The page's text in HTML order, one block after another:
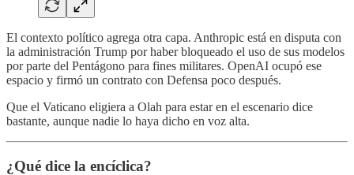
El contexto político agrega otra capa. Anthropic está en disputa con
la administración Trump por haber bloqueado el uso de sus modelos
por parte del Pentágono para fines militares. OpenAI ocupó ese
espacio y firmó un contrato con Defensa poco después.
Que el Vaticano eligiera a Olah para estar en el escenario dice
bastante, aunque nadie lo haya dicho en voz alta.
¿Qué dice la encíclica?